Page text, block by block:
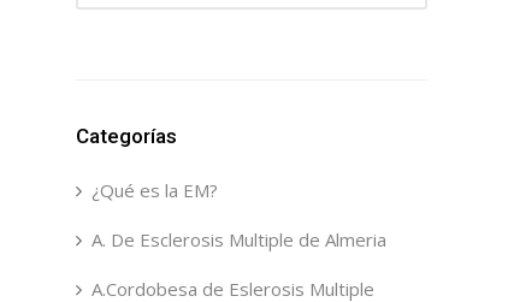
Categorías
¿Qué es la EM?
A. De Esclerosis Multiple de Almeria
A.Cordobesa de Eslerosis Multiple